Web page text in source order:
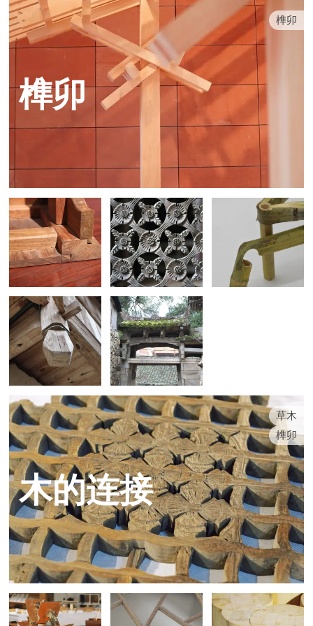
榫卯
榫卯
草木
榫卯
木的连接